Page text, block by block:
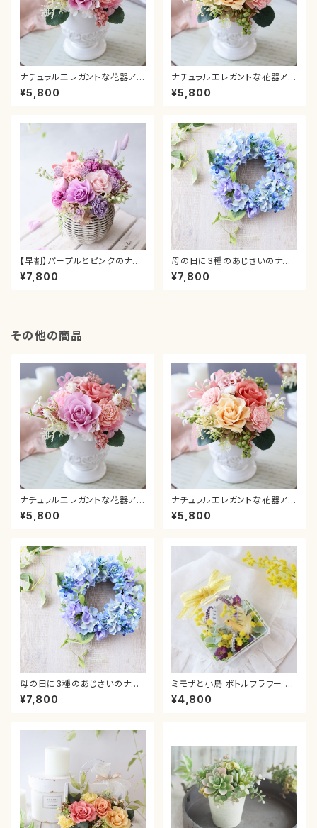
ナチュラルエレガントな花器アレ
ンジメント＊ピンク 母の日 ピ
ンク グラデーション カーネーシ
越し 誕生日 還暦
¥5,800
ナチュラルエレガントな花器アレ
ンジメント＊オレンジ 母の日
ピンク グラデーション カーネー
っ越し 誕生日 還暦
¥5,800
【早割】パープルとピンクのナチ
ュラルバスケット 母の日 ピン
ク グラデーション カーネーショ
¥7,800
母の日に3種のあじさいのナチ
ュラルリース 紫陽花 夏 サ
マー あじさい 壁掛け 玄
¥7,800
その他の商品
ナチュラルエレガントな花器アレ
ンジメント＊ピンク 母の日 ピ
ンク グラデーション カーネーシ
越し 誕生日 還暦
¥5,800
ナチュラルエレガントな花器アレ
ンジメント＊オレンジ 母の日
ピンク グラデーション カーネー
っ越し 誕生日 還暦
¥5,800
母の日に3種のあじさいのナチ
ュラルリース 紫陽花 夏 サ
マー あじさい 壁掛け 玄
退職祝い おしゃれ ブルー
造花 母の日 アジサイ
¥7,800
ミモザと小鳥 ボトルフラワー 春
ギフト 送別 退職祝い 卒業 入学
引越し祝い 結婚祝い 新築祝い
¥4,800